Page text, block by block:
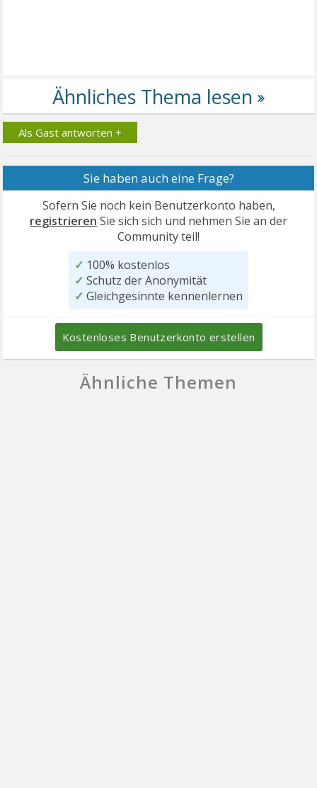
Als Gast antworten +
Sie haben auch eine Frage?
Sofern Sie noch kein Benutzerkonto haben,
registrieren Sie sich sich und nehmen Sie an der
Community teil!
✓ 100% kostenlos
✓ Schutz der Anonymität
✓ Gleichgesinnte kennenlernen
Kostenloses Benutzerkonto erstellen
Ähnliche Themen